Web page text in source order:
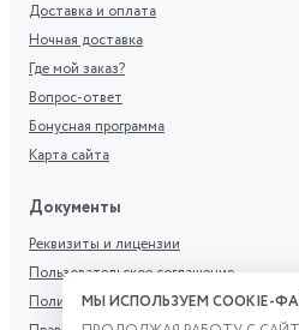
Доставка и оплата
Ночная доставка
Где мой заказ?
Вопрос-ответ
Бонусная программа
Карта сайта
Документы
Реквизиты и лицензии
Пользовательское соглашение
Политика обработки персональных
МЫ ИСПОЛЬЗУЕМ COOKIE-